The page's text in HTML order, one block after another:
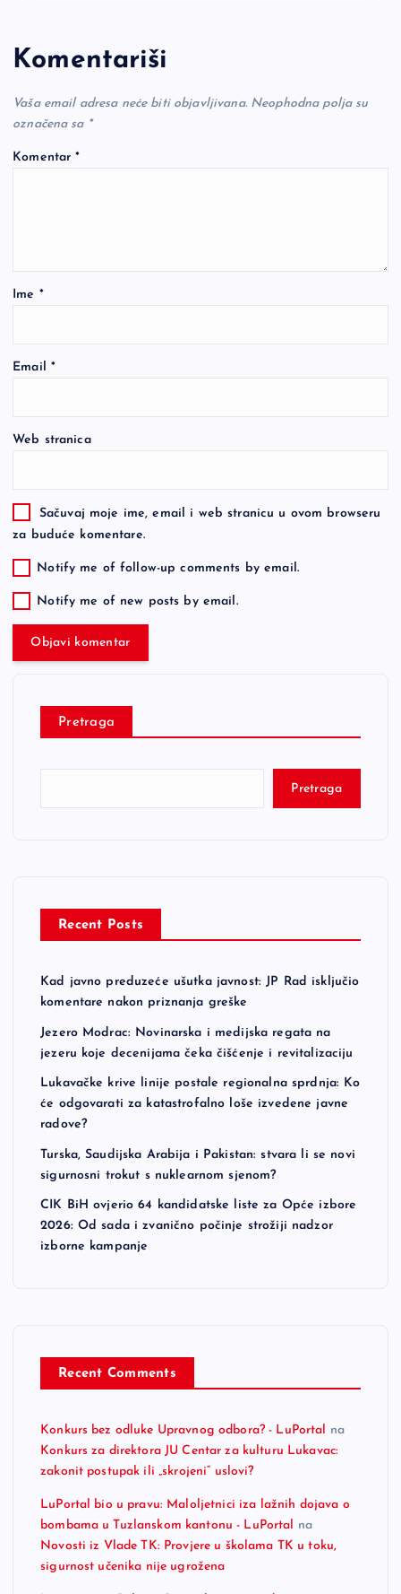
Komentariši
Vaša email adresa neće biti objavljivana. Neophodna polja su
označena sa *
Komentar*
Ime *
Email *
Web stranica
Sačuvaj moje ime, email i web stranicu u ovom browseru
za buduće komentare.
Notify me of follow-up comments by email.
Notify me of new posts by email.
Pretraga
Pretraga
Recent Posts
Kad javno preduzeće ušutka javnost: JP Rad isključio
komentare nakon priznanja greške
Jezero Modrac: Novinarska i medijska regata na
jezeru koje decenijama čeka čišćenje i revitalizaciju
Lukavačke krive linije postale regionalna sprdnja: Ko
će odgovarati za katastrofalno loše izvedene javne
radove?
Turska, Saudijska Arabija i Pakistan: stvara li se novi
sigurnosni trokut s nuklearnom sjenom?
CIK BiH ovjerio 64 kandidatske liste za Opće izbore
2026: Od sada i zvanično počinje strožiji nadzor
izborne kampanje
Recent Comments
Konkurs bez odluke Upravnog odbora? - LuPortal na
Konkurs za direktora JU Centar za kulturu Lukavac:
zakonit postupak ili „skrojeni“ uslovi?
LuPortal bio u pravu: Maloljetnici iza lažnih dojava o
bombama u Tuzlanskom kantonu - LuPortal na
Novosti iz Vlade TK: Provjere u školama TK u toku,
sigurnost učenika nije ugrožena